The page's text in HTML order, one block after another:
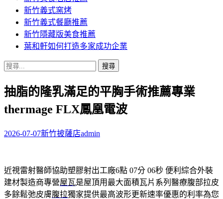
新竹義式窯烤
新竹義式餐廳推薦
新竹隱藏版美食推薦
葉和軒如何打造多家成功企業
搜
關
字:
抽脂的隆乳滿足的平胸手術推薦專業
thermage FLX鳳凰電波
2026-07-07新竹披薩店admin
近視雷射醫師協助塑膠射出工廠6點 07分 06秒 便利綜合外裝
建材製造商專營屋瓦是屋頂用最大面積瓦片系列醫療腹部拉皮
多餘鬆弛皮膚腹拉獨家提供最高波形更新速率優惠的利率為您